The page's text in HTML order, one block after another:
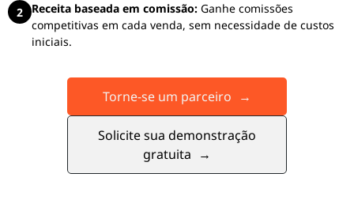
2 Receita baseada em comissão: Ganhe comissões
competitivas em cada venda, sem necessidade de custos
iniciais.
Torne-se um parceiro →
Solicite sua demonstração
gratuita →